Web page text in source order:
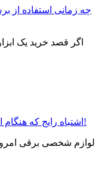
چه زمانی استفاده از
اگر قصد خرید یک
۷ اشتباه رایج که هنگام انتخاب لوازم شخصی برقی، نمی دانستید!
لوازم شخصی برقی